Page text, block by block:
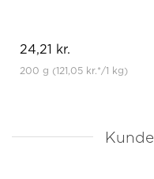
24,21 kr.
200 g (121,05 kr.*/1 kg)